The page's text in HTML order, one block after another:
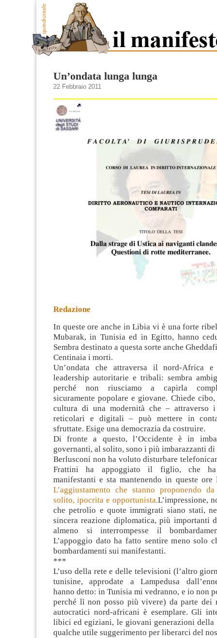
Un’ondata lunga lunga
22 Febbraio 2011
Redazione
In queste ore anche in Libia vi è una forte
Mubarak, in Tunisia ed in Egitto, hanno
Sembra destinato a questa sorte anche
Centinaia i morti.
Un’ondata che attraversa il nord-Africa e
leadership autoritarie e tribali: sembra
perché non riusciamo a capirla
sicuramente popolare e giovane. Chiede
cultura di una modernità che – attraverso
reticolari e digitali – può mettere in
sfruttate. Esige una democrazia da costruire.
Di fronte a questo, l’Occidente è in
governanti, al solito, sono i più imbarazzanti
Berlusconi non ha voluto disturbare
Frattini ha appoggiato il figlio, che
manifestanti e sta mantenendo in queste ore
L’aggiustamento che stanno proponendo
solito, ipocrita e opportunista.L’impressione,
che petrolio e quote immigrati siano stati,
sincera reazione diplomatica, più importanti
almeno si interrompesse il
L’appoggio dato ha fatto sentire meno solo
bombardamenti sui manifestanti.
***
L’uso della rete e delle televisioni (l’altro
tunisine, approdate a Lampedusa
hanno detto: in Tunisia mi vedranno, e io non
perché lì non posso più vivere) da parte
autocratici nord-africani è esemplare. Gli
libici ed egiziani, le giovani generazioni della
qualche utile suggerimento per liberarci del